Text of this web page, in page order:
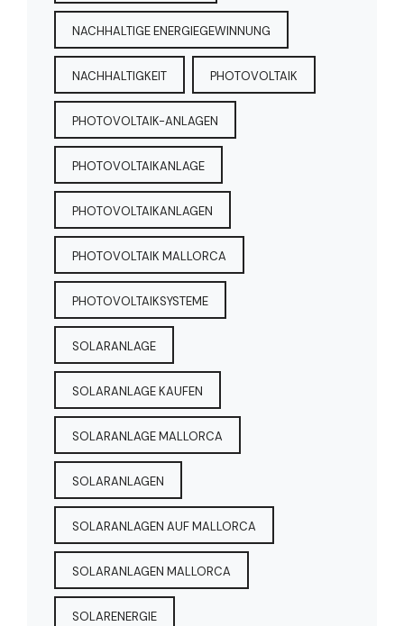
NACHHALTIGE ENERGIEGEWINNUNG
NACHHALTIGKEIT PHOTOVOLTAIK
PHOTOVOLTAIK-ANLAGEN
PHOTOVOLTAIKANLAGE
PHOTOVOLTAIKANLAGEN
PHOTOVOLTAIK MALLORCA
PHOTOVOLTAIKSYSTEME
SOLARANLAGE
SOLARANLAGE KAUFEN
SOLARANLAGE MALLORCA
SOLARANLAGEN
SOLARANLAGEN AUF MALLORCA
SOLARANLAGEN MALLORCA
SOLARENERGIE